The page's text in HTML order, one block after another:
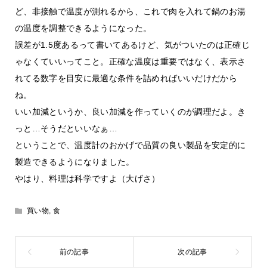
ど、非接触で温度が測れるから、これで肉を入れて鍋のお湯
の温度を調整できるようになった。
誤差が1.5度あるって書いてあるけど、気がついたのは正確じ
ゃなくていいってこと。正確な温度は重要ではなく、表示さ
れてる数字を目安に最適な条件を詰めればいいだけだから
ね。
いい加減というか、良い加減を作っていくのが調理だよ。き
っと…そうだといいなぁ…
ということで、温度計のおかげで品質の良い製品を安定的に
製造できるようになりました。
やはり、料理は科学ですよ（大げさ）
買い物, 食